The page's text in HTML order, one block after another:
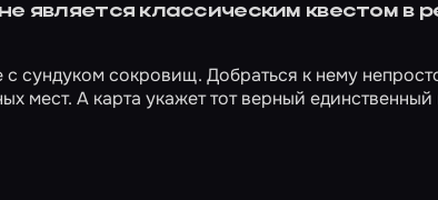
является классическим квестом в
сундуком сокровищ. Добраться к нему
мест. А карта укажет тот верный единственный